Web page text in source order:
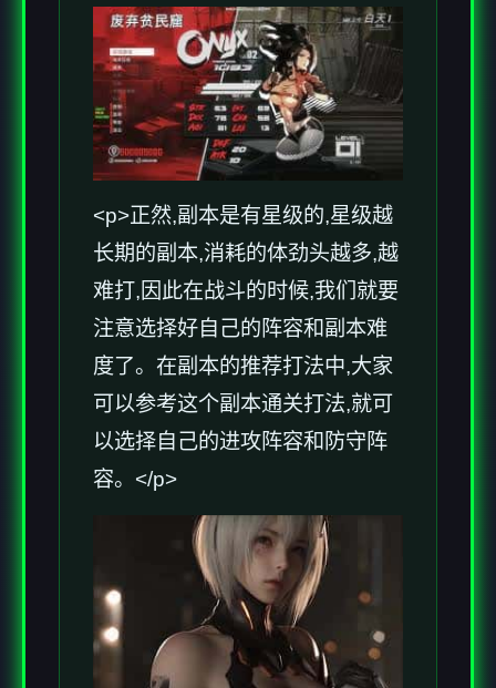
<p>正然,副本是有星级的,星级越
长期的副本,消耗的体劲头越多,越
难打,因此在战斗的时候,我们就要
注意选择好自己的阵容和副本难
度了。在副本的推荐打法中,大家
可以参考这个副本通关打法,就可
以选择自己的进攻阵容和防守阵
容。</p>